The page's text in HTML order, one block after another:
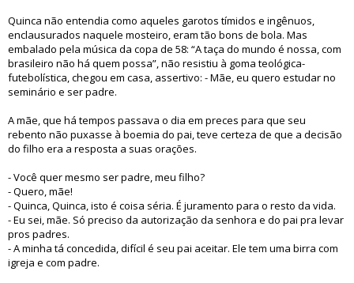
Quinca não entendia como aqueles garotos tímidos e ingênuos,
enclausurados naquele mosteiro, eram tão bons de bola. Mas
embalado pela música da copa de 58: “A taça do mundo é nossa, com
brasileiro não há quem possa”, não resistiu à goma teológica-
futebolística, chegou em casa, assertivo: - Mãe, eu quero estudar no
seminário e ser padre.
A mãe, que há tempos passava o dia em preces para que seu
rebento não puxasse à boemia do pai, teve certeza de que a decisão
do filho era a resposta a suas orações.
- Você quer mesmo ser padre, meu filho?
- Quero, mãe!
- Quinca, Quinca, isto é coisa séria. É juramento para o resto da vida.
- Eu sei, mãe. Só preciso da autorização da senhora e do pai pra levar
pros padres.
- A minha tá concedida, difícil é seu pai aceitar. Ele tem uma birra com
igreja e com padre.